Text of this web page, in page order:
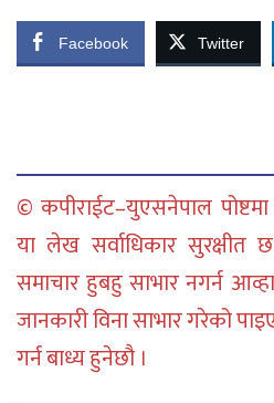
Facebook Twitter
© कपीराईट–युएसनेपाल
या लेख सर्वाधिकार सुरक्षीत
समाचार हुबहु साभार नगर्न
जानकारी विना साभार गरेको
गर्न बाध्य हुनेछौ ।